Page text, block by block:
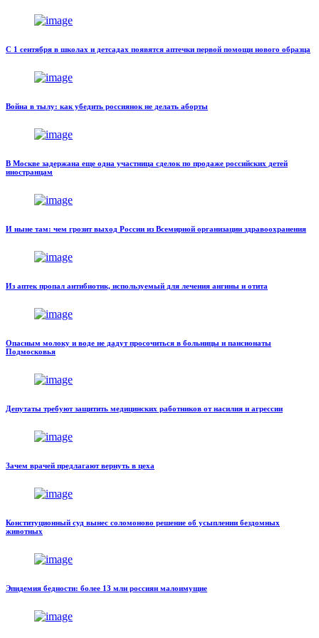
С 1 сентября в школах и детсадах появятся аптечки первой помощи нового образца
Война в тылу: как убедить россиянок не делать аборты
В Москве задержана еще одна участница сделок по продаже российских детей
иностранцам
И ныне там: чем грозит выход России из Всемирной организации здравоохранения
Из аптек пропал антибиотик, используемый для лечения ангины и отита
Опасным молоку и воде не дадут просочиться в больницы и пансионаты
Подмосковья
Депутаты требуют защитить медицинских работников от насилия и агрессии
Зачем врачей предлагают вернуть в цеха
Конституционный суд вынес соломоново решение об усыплении бездомных
животных
Эпидемия бедности: более 13 млн россиян малоимущие